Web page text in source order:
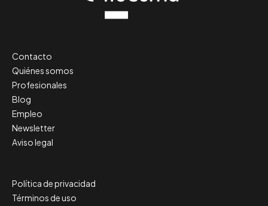
Contacto
Quiénes somos
Profesionales
Blog
Empleo
Newsletter
Aviso legal
Política de privacidad
Términos de uso